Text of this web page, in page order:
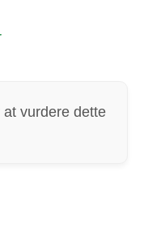
at vurdere dette